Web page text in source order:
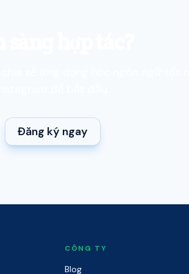
Đăng ký ngay
CÔNG TY
Blog